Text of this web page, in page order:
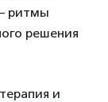
ритмы
решения
и